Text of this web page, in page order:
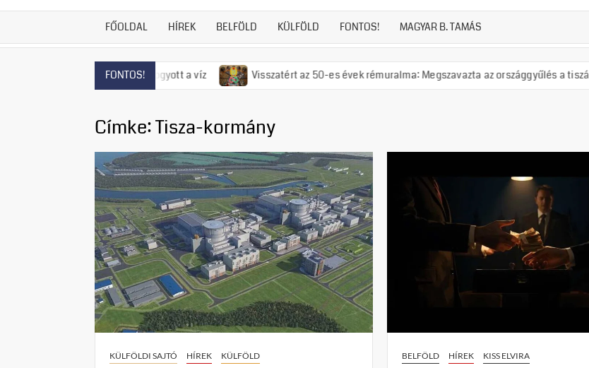
FŐOLDAL HÍREK BELFÖLD KÜLFÖLD FONTOS! MAGYAR B. TAMÁS
FONTOS!
már el is fogyott a víz Visszatért az 50-es évek rémuralma: Megszavazta az országgyűlés a tiszás ÁVH felállítását!
Címke:Tisza-kormány
KÜLFÖLDI SAJTÓ HÍREK KÜLFÖLD BELFÖLD HÍREK KISS ELVIRA